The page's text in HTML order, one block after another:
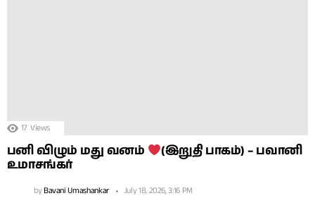
17 Views
பனி விழும் மது வனம்
(இறுதி பாகம்) – பவானி
உமாசங்கர்
byBavani Umashankar July 18, 2026, 3:16 PM